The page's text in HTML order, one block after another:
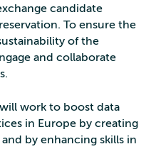
candidate
To ensure the
of the
and collaborate
work to boost data
in Europe by creating
by enhancing skills in